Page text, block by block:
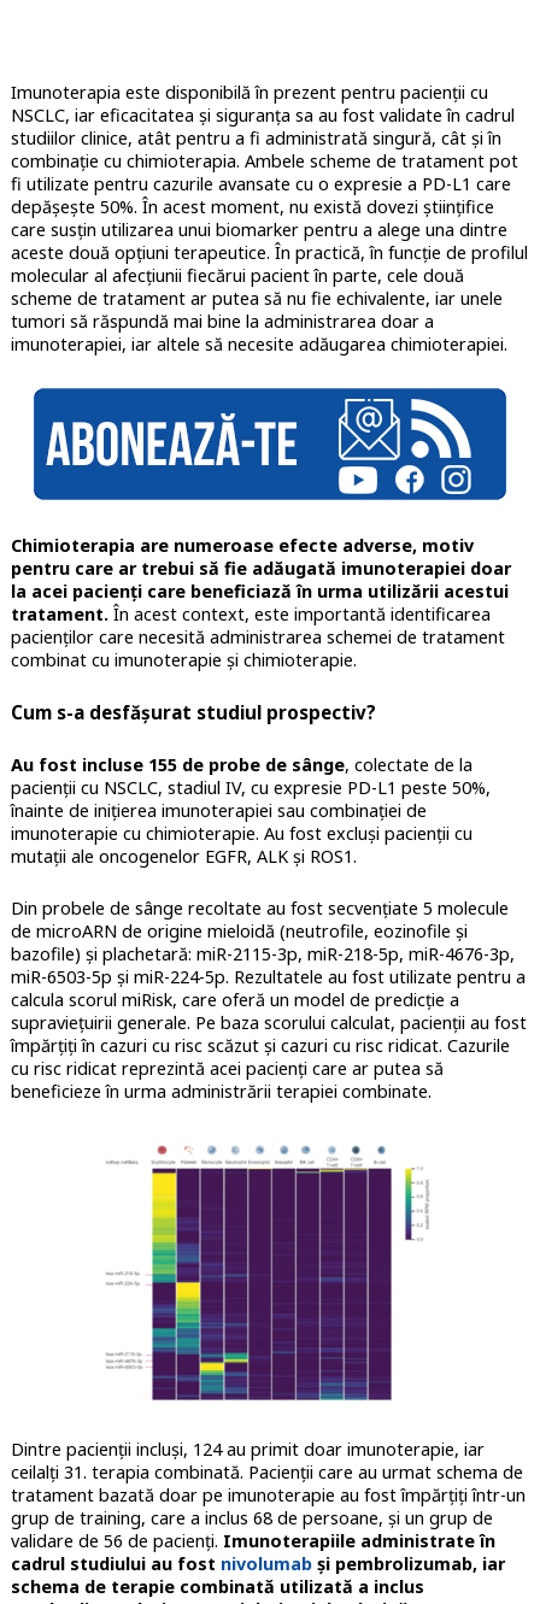
Imunoterapia este disponibilă în prezent pentru pacienții cu
NSCLC, iar eficacitatea și siguranța sa au fost validate în cadrul
studiilor clinice, atât pentru a fi administrată singură, cât și în
combinație cu chimioterapia. Ambele scheme de tratament pot
fi utilizate pentru cazurile avansate cu o expresie a PD-L1 care
depășește 50%. În acest moment, nu există dovezi științifice
care susțin utilizarea unui biomarker pentru a alege una dintre
aceste două opțiuni terapeutice. În practică, în funcție de profilul
molecular al afecţiunii fiecărui pacient în parte, cele două
scheme de tratament ar putea să nu fie echivalente, iar unele
tumori să răspundă mai bine la administrarea doar a
imunoterapiei, iar altele să necesite adăugarea chimioterapiei.
Chimioterapia are numeroase efecte adverse, motiv
pentru care ar trebui să fie adăugată imunoterapiei doar
la acei pacienți care beneficiază în urma utilizării acestui
tratament.În acest context, este importantă identificarea
pacienților care necesită administrarea schemei de tratament
combinat cu imunoterapie şi chimioterapie.
Cum s-a desfăşurat studiul prospectiv?
Au fost incluse 155 de probe de sânge, colectate de la
pacienții cu NSCLC, stadiul IV, cu expresie PD-L1 peste 50%,
înainte de inițierea imunoterapiei sau combinației de
imunoterapie cu chimioterapie. Au fost excluși pacienții cu
mutații ale oncogenelor EGFR, ALK și ROS1.
Din probele de sânge recoltate au fost secvenţiate 5 molecule
de microARN de origine mieloidă (neutrofile, eozinofile şi
bazofile) şi plachetară: miR-2115-3p, miR-218-5p, miR-4676-3p,
miR-6503-5p şi miR-224-5p. Rezultatele au fost utilizate pentru a
calcula scorul miRisk, care oferă un model de predicţie a
supravieţuirii generale. Pe baza scorului calculat, pacienții au fost
împărțiți în cazuri cu risc scăzut și cazuri cu risc ridicat. Cazurile
cu risc ridicat reprezintă acei pacienţi care ar putea să
beneficieze în urma administrării terapiei combinate.
Dintre pacienții incluși, 124 au primit doar imunoterapie, iar
ceilalți 31. terapia combinată. Pacienții care au urmat schema de
tratament bazată doar pe imunoterapie au fost împărțiți într-un
grup de training, care a inclus 68 de persoane, și un grup de
validare de 56 de pacienți. Imunoterapiile administrate în
cadrul studiului au fost nivolumabși pembrolizumab, iar
schema de terapie combinată utilizată a inclus